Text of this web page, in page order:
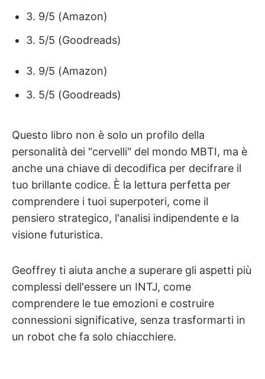
3. 9/5 (Amazon)
3. 5/5 (Goodreads)
3. 9/5 (Amazon)
3. 5/5 (Goodreads)
Questo libro non è solo un profilo della
personalità dei "cervelli" del mondo MBTI, ma è
anche una chiave di decodifica per decifrare il
tuo brillante codice. È la lettura perfetta per
comprendere i tuoi superpoteri, come il
pensiero strategico, l'analisi indipendente e la
visione futuristica.
Geoffrey ti aiuta anche a superare gli aspetti più
complessi dell'essere un INTJ, come
comprendere le tue emozioni e costruire
connessioni significative, senza trasformarti in
un robot che fa solo chiacchiere.